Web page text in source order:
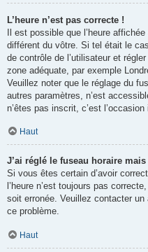
L’heure n’est pas correcte !
Il est possible que l’heure
différent du vôtre. Si tel était le
de contrôle de l’utilisateur et
zone adéquate, par exemple
Veuillez noter que le réglage du
autres paramètres, n’est
n’êtes pas inscrit, c’est l’occasion
Haut
J’ai réglé le fuseau horaire
Si vous êtes certain d’avoir
l’heure n’est toujours pas
soit erronée. Veuillez contacter
ce problème.
Haut